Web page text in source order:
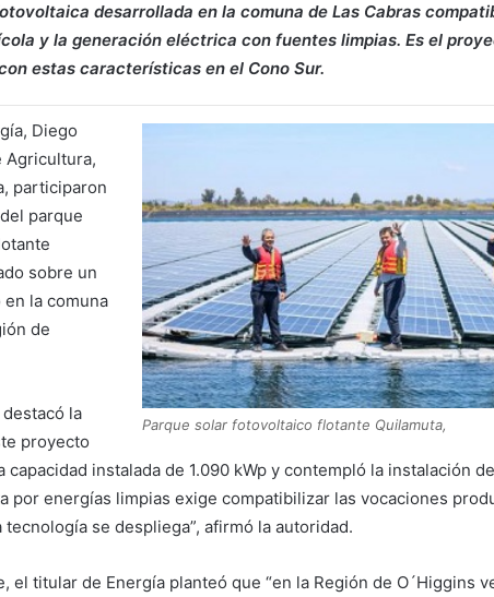
desarrollada en la comuna de Las Cabras
y la generación eléctrica con fuentes limpias. Es el
estas características en el Cono Sur.
Parque solar fotovoltaico flotante Quilamuta,
Diego
Agricultura,
participaron
parque
sobre un
la comuna
de
la
proyecto
capacidad instalada de 1.090 kWp y contempló la instalación
por energías limpias exige compatibilizar las vocaciones
se despliega”, afirmó la autoridad.
el titular de Energía planteó que “en la Región de O´Higgins